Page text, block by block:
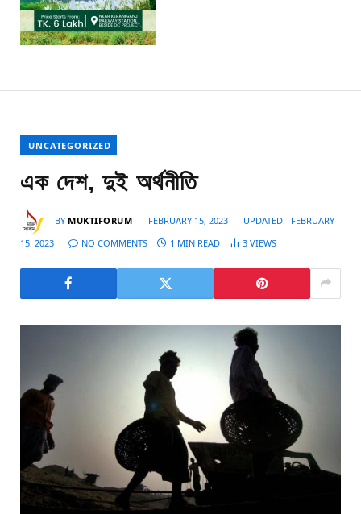
UNCATEGORIZED
এক দেশ, দুই অর্থনীতি
BY MUKTIFORUM FEBRUARY 15, 2023 UPDATED: FEBRUARY
15, 2023
NO COMMENTS 1 MIN READ 3 VIEWS